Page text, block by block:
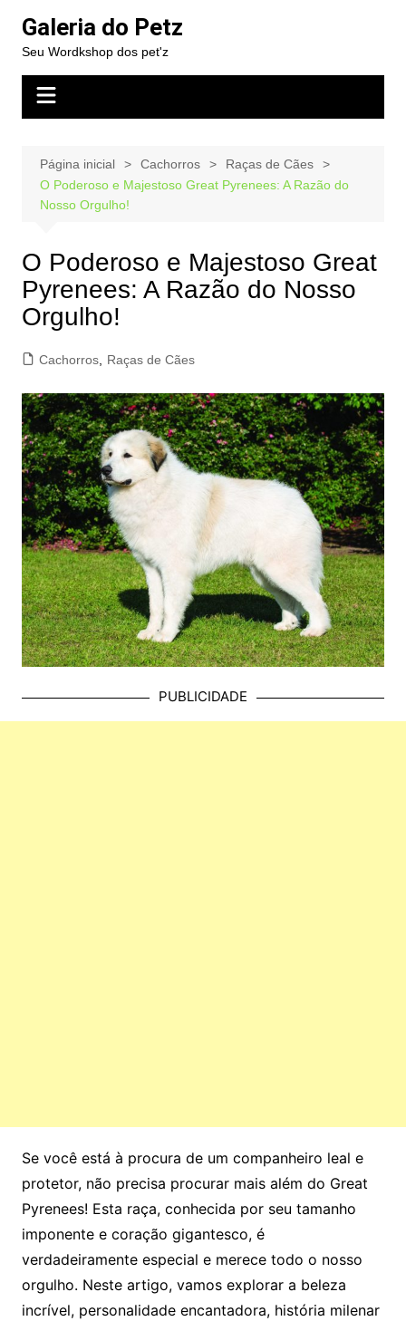
para
conteúdo
Galeria do Petz
Seu Wordkshop dos pet'z
Página inicial Cachorros
Raças de Cães
O Poderoso e Majestoso Great Pyrenees: A Razão do
Nosso Orgulho!
O Poderoso e Majestoso Great
Pyrenees: A Razão do Nosso
Orgulho!
Cachorros, Raças de Cães
PUBLICIDADE
Se você está à procura de um companheiro leal e
protetor, não precisa procurar mais além do Great
Pyrenees! Esta raça, conhecida por seu tamanho
imponente e coração gigantesco, é
verdadeiramente especial e merece todo o nosso
orgulho. Neste artigo, vamos explorar a beleza
incrível, personalidade encantadora, história milenar